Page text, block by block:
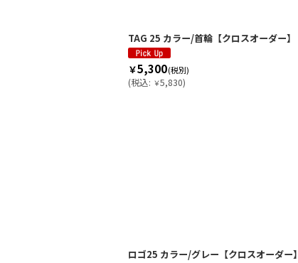
TAG 25 カラー/首輪【クロスオーダー】
￥5,300(税別)
(税込: ￥5,830)
ロゴ25 カラー/グレー【クロスオーダー】